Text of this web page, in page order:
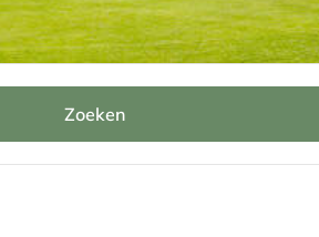
Zoeken
Overig Belgie Golf 7 Fontaines